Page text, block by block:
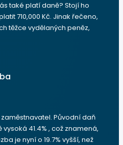
také platí daně? Stojí ho
710,000 Kč. Jinak řečeno,
těžce vydělaných peněz,
Původní daň
vysoká 41.4% , což znamená,
je nyní o 19.7% vyšší, než